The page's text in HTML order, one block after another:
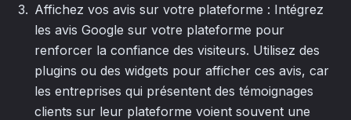
Affichez vos avis sur votre plateforme : Intégrez
les avis Google sur votre plateforme pour
renforcer la confiance des visiteurs. Utilisez des
plugins ou des widgets pour afficher ces avis, car
les entreprises qui présentent des témoignages
clients sur leur plateforme voient souvent une